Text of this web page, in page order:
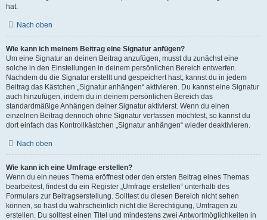
hat.
Nach oben
Wie kann ich meinem Beitrag eine Signatur anfügen?
Um eine Signatur an deinen Beitrag anzufügen, musst du zunächst eine
solche in den Einstellungen in deinem persönlichen Bereich entwerfen.
Nachdem du die Signatur erstellt und gespeichert hast, kannst du in jedem
Beitrag das Kästchen „Signatur anhängen“ aktivieren. Du kannst eine Signatur
auch hinzufügen, indem du in deinem persönlichen Bereich das
standardmäßige Anhängen deiner Signatur aktivierst. Wenn du einen
einzelnen Beitrag dennoch ohne Signatur verfassen möchtest, so kannst du
dort einfach das Kontrollkästchen „Signatur anhängen“ wieder deaktivieren.
Nach oben
Wie kann ich eine Umfrage erstellen?
Wenn du ein neues Thema eröffnest oder den ersten Beitrag eines Themas
bearbeitest, findest du ein Register „Umfrage erstellen“ unterhalb des
Formulars zur Beitragserstellung. Solltest du diesen Bereich nicht sehen
können, so hast du wahrscheinlich nicht die Berechtigung, Umfragen zu
erstellen. Du solltest einen Titel und mindestens zwei Antwortmöglichkeiten in